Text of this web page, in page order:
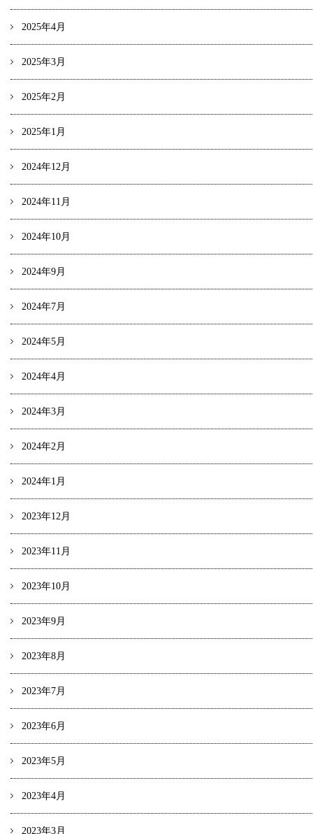
2025年4月
2025年3月
2025年2月
2025年1月
2024年12月
2024年11月
2024年10月
2024年9月
2024年7月
2024年5月
2024年4月
2024年3月
2024年2月
2024年1月
2023年12月
2023年11月
2023年10月
2023年9月
2023年8月
2023年7月
2023年6月
2023年5月
2023年4月
2023年3月